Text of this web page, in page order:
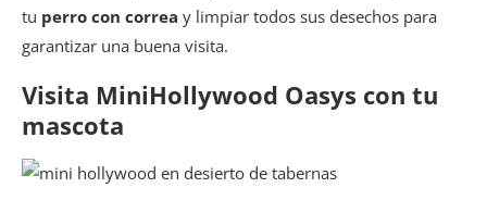
tu perro con correa y limpiar todos sus desechos para
garantizar una buena visita.
Visita MiniHollywood Oasys con tu
mascota